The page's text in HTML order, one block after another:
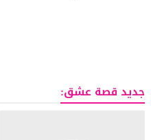
جديد قصة عشق: